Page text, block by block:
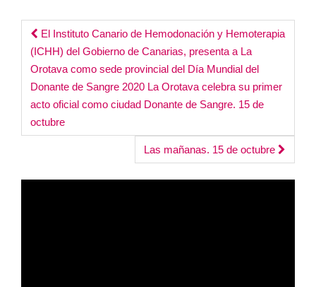
Post
navigation
El Instituto Canario de Hemodonación y Hemoterapia
(ICHH) del Gobierno de Canarias, presenta a La
Orotava como sede provincial del Día Mundial del
Donante de Sangre 2020 La Orotava celebra su primer
acto oficial como ciudad Donante de Sangre. 15 de
octubre
Las mañanas. 15 de octubre